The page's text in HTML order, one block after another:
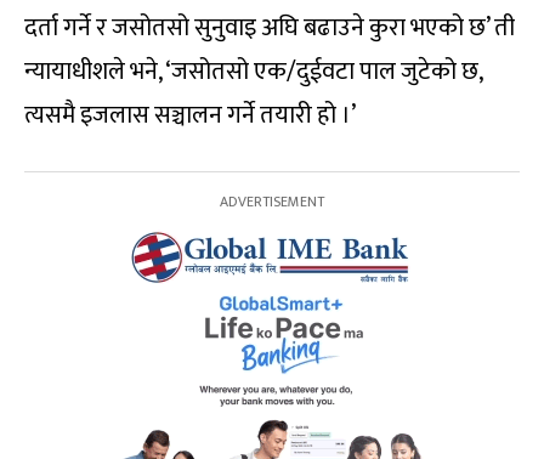
दर्ता गर्ने र जसोतसो सुनुवाइ अघि बढाउने कुरा भएको छ’ ती
न्यायाधीशले भने, ‘जसोतसो एक/दुईवटा पाल जुटेको छ,
त्यसमै इजलास सञ्चालन गर्ने तयारी हो ।’